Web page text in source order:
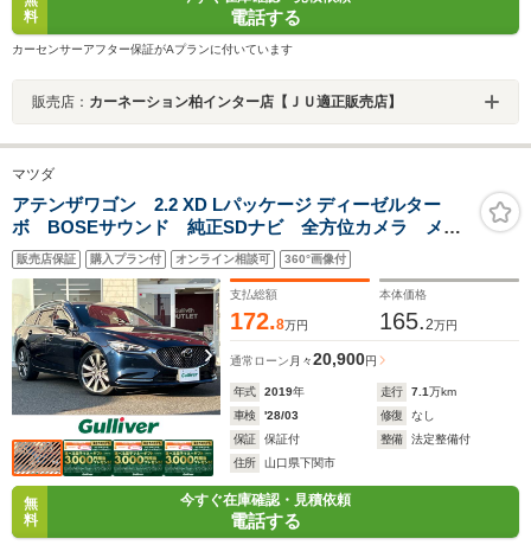
料
電話する
カーセンサーアフター保証がAプランに付いています
販売店： カーネーション柏インター店【ＪＵ適正販売店】
マツダ
アテンザワゴン 2.2 XD Lパッケージ ディーゼルター
ボ BOSEサウンド 純正SDナビ 全方位カメラ メモ
リ付きパワーシート アドバンススマートシティブレー
キ シートヒーター エアーシート ステアリングヒー
ター LEDヘッドライト 純正アルミホイール
販売店保証 購入プラン付 オンライン相談可 360°画像付
支払総額
172.8万円
本体価格
165.2万円
通常ローン 月々20,900円
年式 2019年 走行 7.1万km
車検
'28/03 修復
なし
保証
保証付 整備
法定整備付
住所
山口県下関市
無
料
今すぐ在庫確認・見積依頼
電話する